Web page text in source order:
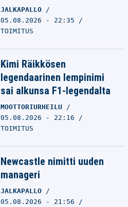
JALKAPALLO
05.08.2026 - 22:35
TOIMITUS
Kimi Räikkösen
legendaarinen lempinimi
sai alkunsa F1-legendalta
MOOTTORIURHEILU
05.08.2026 - 22:16
TOIMITUS
Newcastle nimitti uuden
manageri
JALKAPALLO
05.08.2026 - 21:56